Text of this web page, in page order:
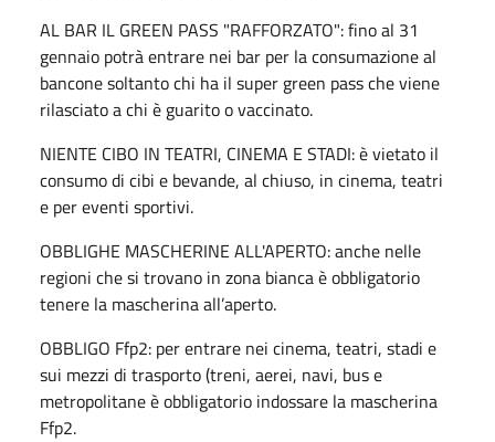
AL BAR IL GREEN PASS "RAFFORZATO": fino al 31
gennaio potrà entrare nei bar per la consumazione al
bancone soltanto chi ha il super green pass che viene
rilasciato a chi è guarito o vaccinato.
NIENTE CIBO IN TEATRI, CINEMA E STADI: è vietato il
consumo di cibi e bevande, al chiuso, in cinema, teatri
e per eventi sportivi.
OBBLIGHE MASCHERINE ALL'APERTO: anche nelle
regioni che si trovano in zona bianca è obbligatorio
tenere la mascherina all’aperto.
OBBLIGO Ffp2: per entrare nei cinema, teatri, stadi e
sui mezzi di trasporto (treni, aerei, navi, bus e
metropolitane è obbligatorio indossare la mascherina
Ffp2.